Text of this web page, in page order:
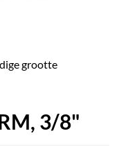
grootte
3/8"